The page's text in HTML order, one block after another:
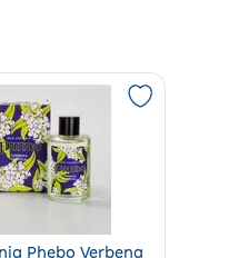
Phebo Verbena